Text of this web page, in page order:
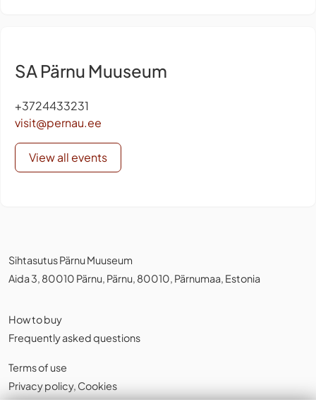
SA Pärnu Muuseum
+3724433231
visit@pernau.ee
View all events
Sihtasutus Pärnu Muuseum
Aida 3, 80010 Pärnu, Pärnu, 80010, Pärnumaa, Estonia
How to buy
Frequently asked questions
Terms of use
Privacy policy, Cookies